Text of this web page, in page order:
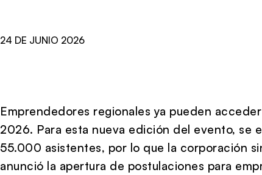
24 DE JUNIO 2026
Emprendedores regionales ya pueden
2026. Para esta nueva edición del evento, se
55.000 asistentes, por lo que la corporación
anunció la apertura de postulaciones para